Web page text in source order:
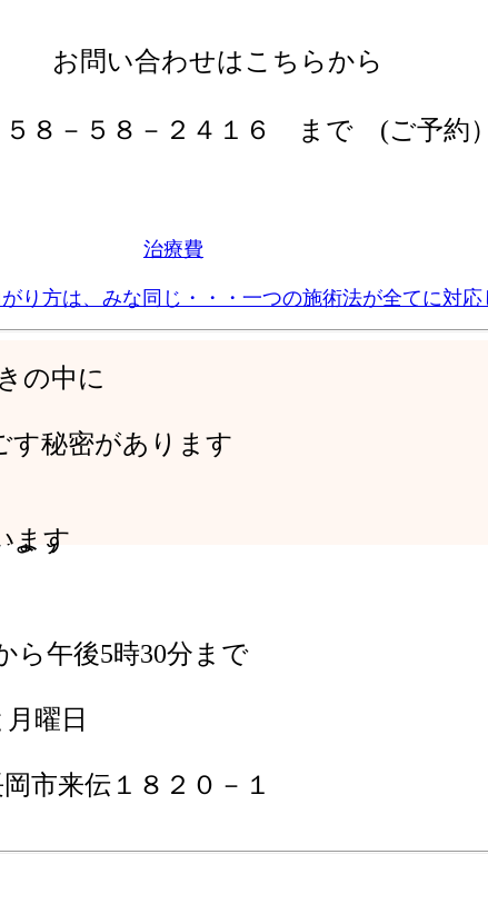
の中に
秘密があります
ます
の中に
秘密があります
ます
お問い合わせはこちらから
－２４１６ まで (ご予約）
治療費
り方は、みな同じ・・・一つの施術法が全てに対応
午後5時30分まで
曜日
伝１８２０－１